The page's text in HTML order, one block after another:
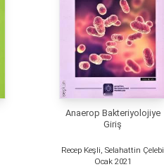
Anaerop Bakteriyolojiye
Giriş
Recep Keşli, Selahattin Çelebi
Ocak 2021